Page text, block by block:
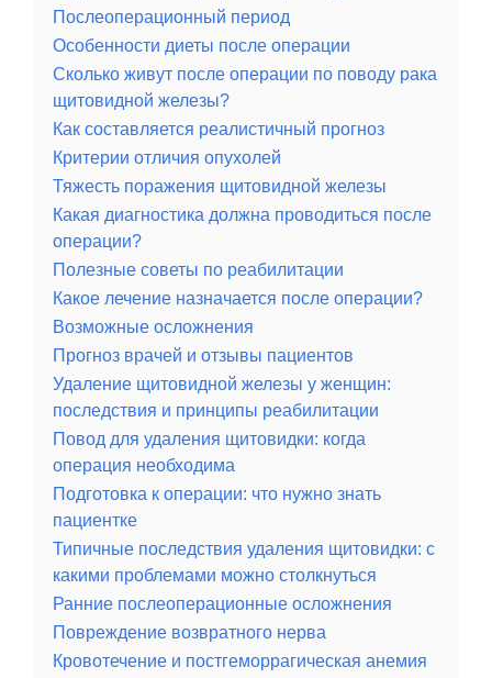
Послеоперационный период
Особенности диеты после операции
Сколько живут после операции по поводу рака
щитовидной железы?
Как составляется реалистичный прогноз
Критерии отличия опухолей
Тяжесть поражения щитовидной железы
Какая диагностика должна проводиться после
операции?
Полезные советы по реабилитации
Какое лечение назначается после операции?
Возможные осложнения
Прогноз врачей и отзывы пациентов
Удаление щитовидной железы у женщин:
последствия и принципы реабилитации
Повод для удаления щитовидки: когда
операция необходима
Подготовка к операции: что нужно знать
пациентке
Типичные последствия удаления щитовидки: с
какими проблемами можно столкнуться
Ранние послеоперационные осложнения
Повреждение возвратного нерва
Кровотечение и постгеморрагическая анемия